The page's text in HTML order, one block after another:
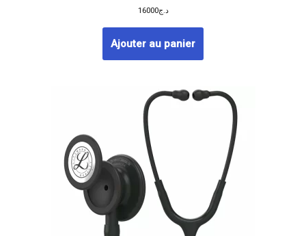
د.ج16000
Ajouter au panier